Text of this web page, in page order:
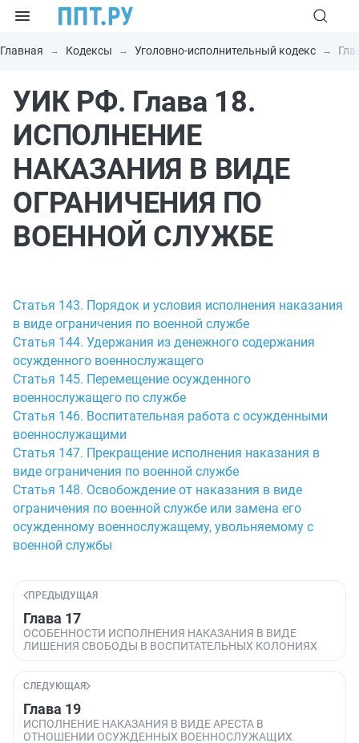
Главная Кодексы Уголовно-исполнительный кодекс
УИК РФ. Глава 18.
ИСПОЛНЕНИЕ
НАКАЗАНИЯ В ВИДЕ
ОГРАНИЧЕНИЯ ПО
ВОЕННОЙ СЛУЖБЕ
Статья 143. Порядок и условия исполнения наказания
в виде ограничения по военной службе
Статья 144. Удержания из денежного содержания
осужденного военнослужащего
Статья 145. Перемещение осужденного
военнослужащего по службе
Статья 146. Воспитательная работа с осужденными
военнослужащими
Статья 147. Прекращение исполнения наказания в
виде ограничения по военной службе
Статья 148. Освобождение от наказания в виде
ограничения по военной службе или замена его
осужденному военнослужащему, увольняемому с
военной службы
ПРЕДЫДУЩАЯ
Глава 17
ОСОБЕННОСТИ ИСПОЛНЕНИЯ НАКАЗАНИЯ В ВИДЕ
ЛИШЕНИЯ СВОБОДЫ В ВОСПИТАТЕЛЬНЫХ КОЛОНИЯХ
СЛЕДУЮЩАЯ
Глава 19
ИСПОЛНЕНИЕ НАКАЗАНИЯ В ВИДЕ АРЕСТА В
ОТНОШЕНИИ ОСУЖДЕННЫХ ВОЕННОСЛУЖАЩИХ